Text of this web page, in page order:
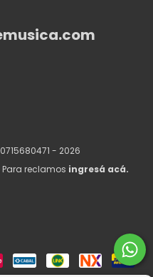
- 2026
reclamos ingresá acá.